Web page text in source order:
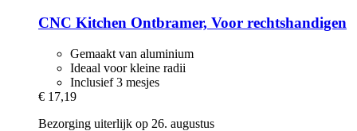
CNC Kitchen Ontbramer, Voor rechtshandigen
Gemaakt van aluminium
Ideaal voor kleine radii
Inclusief 3 mesjes
€ 17,19
Bezorging uiterlijk op 26. augustus